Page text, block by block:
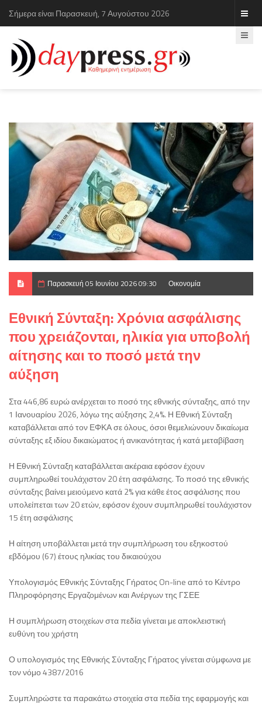
Σήμερα είναι Παρασκευή, 7 Αυγούστου 2026
Παρασκευή 05 Ιουνίου 2026 09:30 Οικονομία
Εθνική Σύνταξη: Χρόνια ασφάλισης
που χρειάζονται, ηλικία για υποβολή
αίτησης και το ποσό μετά την
αύξηση
Στα 446,86 ευρώ ανέρχεται το ποσό της εθνικής σύνταξης, από την
1 Ιανουαρίου 2026, λόγω της αύξησης 2,4%. Η Εθνική Σύνταξη
καταβάλλεται από τον ΕΦΚΑ σε όλους, όσοι θεμελιώνουν δικαίωμα
σύνταξης εξ ιδίου δικαιώματος ή ανικανότητας ή κατά μεταβίβαση
Η Εθνική Σύνταξη καταβάλλεται ακέραια εφόσον έχουν
συμπληρωθεί τουλάχιστον 20 έτη ασφάλισης. Το ποσό της εθνικής
σύνταξης βαίνει μειούμενο κατά 2% για κάθε έτος ασφάλισης που
υπολείπεται των 20 ετών, εφόσον έχουν συμπληρωθεί τουλάχιστον
15 έτη ασφάλισης
Η αίτηση υποβάλλεται μετά την συμπλήρωση του εξηκοστού
εβδόμου (67) έτους ηλικίας του δικαιούχου
Υπολογισμός Εθνικής Σύνταξης Γήρατος On-line από το Κέντρο
Πληροφόρησης Εργαζομένων και Ανέργων της ΓΣΕΕ
Η συμπλήρωση στοιχείων στα πεδία γίνεται με αποκλειστική
ευθύνη του χρήστη
Ο υπολογισμός της Εθνικής Σύνταξης Γήρατος γίνεται σύμφωνα με
τον νόμο 4387/2016
Συμπληρώστε τα παρακάτω στοιχεία στα πεδία της εφαρμογής και